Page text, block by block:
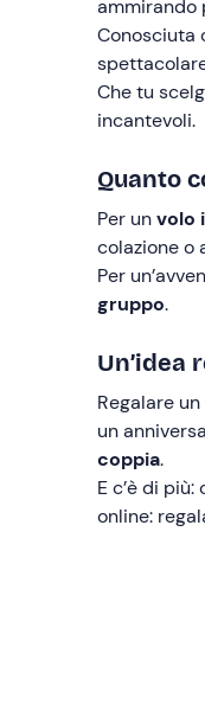
ammirando
Conosciuta
Che tu
incantevoli.
Quanto
Per unvolo
colazione o
Per
gruppo.
Un’idea
Regalare un
un
coppia.
E c’è di più:
online: